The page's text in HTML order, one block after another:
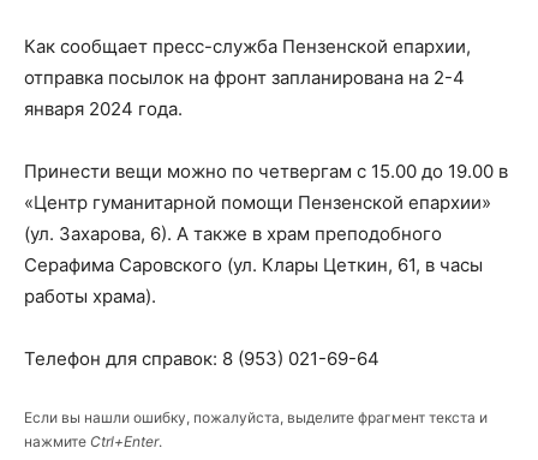
Как сообщает пресс-служба Пензенской епархии,
отправка посылок на фронт запланирована на 2-4
января 2024 года.
Принести вещи можно по четвергам с 15.00 до 19.00 в
«Центр гуманитарной помощи Пензенской епархии»
(ул. Захарова, 6). А также в храм преподобного
Серафима Саровского (ул. Клары Цеткин, 61, в часы
работы храма).
Телефон для справок: 8 (953) 021-69-64
Если вы нашли ошибку, пожалуйста, выделите фрагмент текста и
нажмите Ctrl+Enter.